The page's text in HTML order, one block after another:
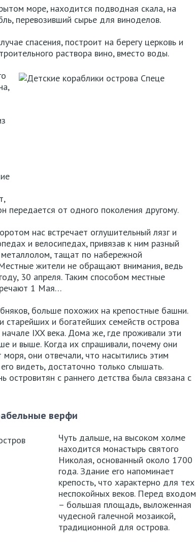
море, находится подводная скала, на
перевозивший сырье для виноделов.
спасения, построит на берегу церковь и
раствора вино, вместо воды.
передается от одного поколения другому.
нас встречает оглушительный лязг и
и велосипедах, привязав к ним разный
тащат по набережной
жители не обращают внимания, ведь
30 апреля. Таким способом местные
1 Мая…
больше похожих на крепостные башни.
и богатейших семейств острова
IXX века. Дома же, где проживали эти
и выше. Когда их спрашивали, почему они
они отвечали, что насытились этим
видеть, достаточно только слышать.
островитян с раннего детства была связана с
верфи
Чуть дальше, на высоком холме
находится монастырь святого
Николая, основанный около 1700
года. Здание его напоминает
крепость, что характерно для тех
неспокойных веков. Перед входом
– большая площадь, выложенная
чудесной галечной мозаикой,
традиционной для острова.